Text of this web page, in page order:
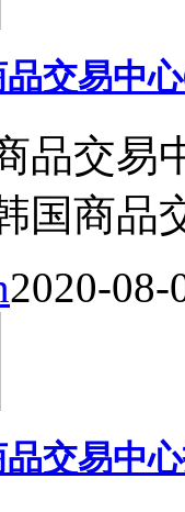
交易中
品交易
国商品
2020-08-
交易中